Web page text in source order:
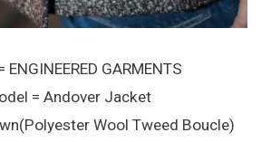
ENGINEERED GARMENTS
= Andover Jacket
Wool Tweed Boucle)